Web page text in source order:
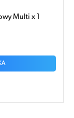
Multi x 1